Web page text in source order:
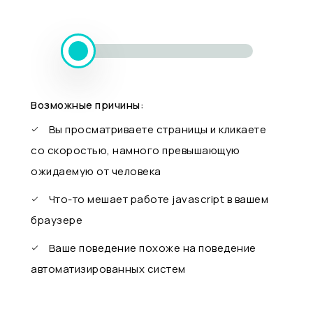
Возможные причины:
Вы просматриваете страницы и кликаете
со скоростью, намного превышающую
ожидаемую от человека
Что-то мешает работе javascript в вашем
браузере
Ваше поведение похоже на поведение
автоматизированных систем